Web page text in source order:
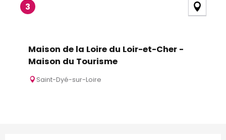
3
Maison de la Loire du Loir-et-Cher -
Maison du Tourisme
Saint-Dyé-sur-Loire